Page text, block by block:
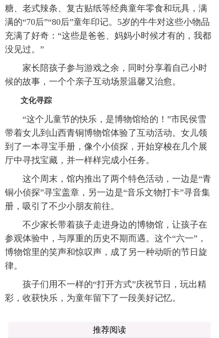
糖、老式辣条、复古贴纸等经典童年零食和玩具，满
满的“70后”“80后”童年印记。5岁的牛牛对这些小物品
充满了好奇：“这些是爸爸、妈妈小时候才有的，我都
没见过。”
家长陪孩子参与游戏之余，同时分享着自己小时
候的故事，一个个亲子互动场景温馨又治愈。
文化寻踪
“这个儿童节的快乐，是博物馆给的！”市民侯雪
带着女儿到山西青铜博物馆体验了互动活动。女儿领
到了一本寻宝手册，像个小侦探，开始穿梭在几个展
厅中寻找宝藏，并一样样完成小任务。
这个周末，馆内推出了两个特色活动，一边是“青
铜小侦探”寻宝盖章，另一边是“音乐文物打卡”寻音集
册，吸引了不少小朋友前往。
不少家长带着孩子走进身边的博物馆，让孩子在
参观体验中，与厚重的历史不期而遇。这个“六一”，
博物馆里的笑声和惊叹声，成了另一种动听的节日旋
律。
孩子们用不一样的“打开方式”庆祝节日，玩出精
彩，收获快乐，为童年留下了一段美好记忆。
推荐阅读